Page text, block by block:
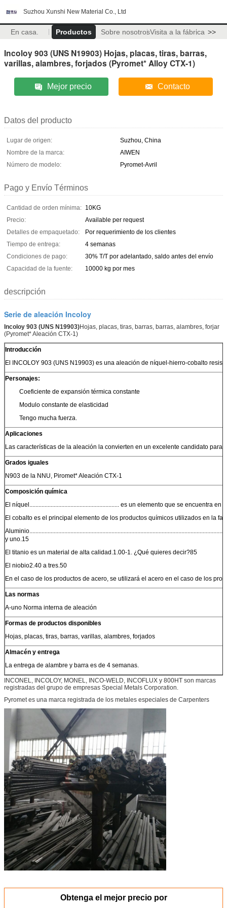
Suzhou Xunshi New Material Co., Ltd
En casa. Productos Sobre nosotrosVisita a la fábrica >>
Incoloy 903 (UNS N19903) Hojas, placas, tiras, barras,
varillas, alambres, forjados (Pyromet* Alloy CTX-1)
Mejor precio Contacto
Datos del producto
Lugar de origen:
Suzhou, China
Nombre de la marca:
AIWEN
Número de modelo:
Pyromet-Avril
Pago y Envío Términos
Cantidad de orden mínima: 10KG
Precio:
Available per request
Detalles de empaquetado:
Por requerimiento de los clientes
Tiempo de entrega:
4 semanas
Condiciones de pago:
30% T/T por adelantado, saldo antes del envío
Capacidad de la fuente:
10000 kg por mes
descripción
Serie de aleación Incoloy
Incoloy 903 (UNS N19903)Hojas, placas, tiras, barras, barras, alambres, forjar
(Pyromet* Aleación CTX-1)
Introducción
El INCOLOY 903 (UNS N19903) es una aleación de níquel-hierro-cobalto
Personajes:
Coeficiente de expansión térmica constante
Modulo constante de elasticidad
Tengo mucha fuerza.
Aplicaciones
Las características de la aleación la convierten en un excelente candidato
Grados iguales
N903 de la NNU, Piromet* Aleación CTX-1
Composición química
El níquel........................................................... es un elemento que se encuentra
El cobalto es el principal elemento de los productos químicos utilizados en la
y uno.15
El titanio es un material de alta calidad.1.00-1. ¿Qué quieres decir?85
El niobio2.40 a tres.50
En el caso de los productos de acero, se utilizará el acero en el caso de los
Las normas
A-uno Norma interna de aleación
Formas de productos disponibles
Hojas, placas, tiras, barras, varillas, alambres, forjados
Almacén y entrega
La entrega de alambre y barra es de 4 semanas.
INCONEL, INCOLOY, MONEL, INCO-WELD, INCOFLUX y 800HT son marcas
registradas del grupo de empresas Special Metals Corporation.
Pyromet es una marca registrada de los metales especiales de Carpenters
Obtenga el mejor precio por